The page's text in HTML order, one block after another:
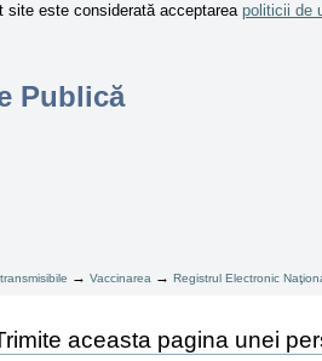
site este considerată acceptareapoliticii de
Publică
→Vaccinarea →Registrul Electronic
aceasta pagina unei